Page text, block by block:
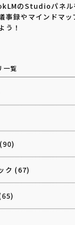
のStudioパネル
事録やマインドマッ
う！
一覧
(90)
ク (67)